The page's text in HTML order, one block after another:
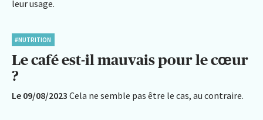
leur usage.
#NUTRITION
Le café est-il mauvais pour le cœur
?
Le 09/08/2023 Cela ne semble pas être le cas, au contraire.